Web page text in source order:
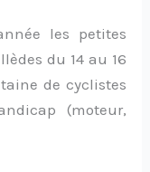
les petites
du 14 au 16
de cyclistes
(moteur,